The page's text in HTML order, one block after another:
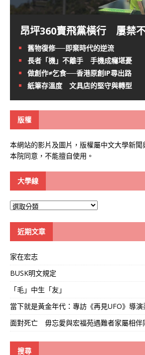
昂坪360賣飛黨橫行 屢禁
舊物復修──即棄時代的逆流
長者「機」不離手 手機成癮堪憂
做創作≠乞食──香港原創IP尋出路
紙筆存溫度 文具店的堅守與轉型
版權
本網站的影片及圖片，版權屬中文大學新
本院同意，不能擅自使用。
大學線
大
近期文章
家在宏志
BUSK明文規定
「毛」中生「友」
當下就是黃金年代：專訪《再見UFO》導
面對死亡 毋忘愛與宏福苑遇難者家屬相伴
搜尋